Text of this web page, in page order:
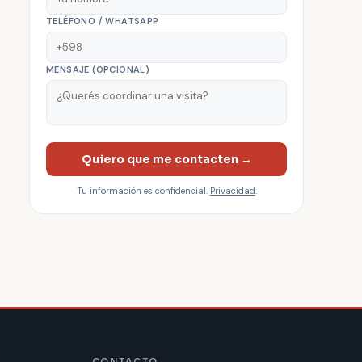
TELÉFONO / WHATSAPP
MENSAJE (OPCIONAL)
Quiero que me contacten →
Tu información es confidencial. Privacidad.